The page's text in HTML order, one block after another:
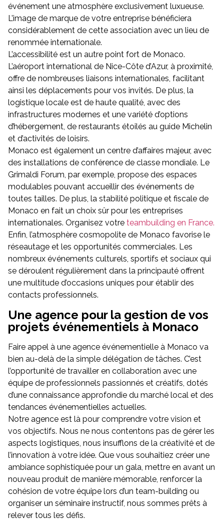
événement une atmosphère exclusivement luxueuse.
L’image de marque de votre entreprise bénéficiera
considérablement de cette association avec un lieu de
renommée internationale.
L’accessibilité est un autre point fort de Monaco.
L’aéroport international de Nice-Côte d’Azur, à proximité,
offre de nombreuses liaisons internationales, facilitant
ainsi les déplacements pour vos invités. De plus, la
logistique locale est de haute qualité, avec des
infrastructures modernes et une variété d’options
d’hébergement, de restaurants étoilés au guide Michelin
et d’activités de loisirs.
Monaco est également un centre d’affaires majeur, avec
des installations de conférence de classe mondiale. Le
Grimaldi Forum, par exemple, propose des espaces
modulables pouvant accueillir des événements de
toutes tailles. De plus, la stabilité politique et fiscale de
Monaco en fait un choix sûr pour les entreprises
internationales. Organisez votre teambuilding en France.
Enfin, l’atmosphère cosmopolite de Monaco favorise le
réseautage et les opportunités commerciales. Les
nombreux événements culturels, sportifs et sociaux qui
se déroulent régulièrement dans la principauté offrent
une multitude d’occasions uniques pour établir des
contacts professionnels.
Une agence pour la gestion de vos
projets événementiels à Monaco
Faire appel à une agence événementielle à Monaco va
bien au-delà de la simple délégation de tâches. C’est
l’opportunité de travailler en collaboration avec une
équipe de professionnels passionnés et créatifs, dotés
d’une connaissance approfondie du marché local et des
tendances événementielles actuelles.
Notre agence est là pour comprendre votre vision et
vos objectifs. Nous ne nous contentons pas de gérer les
aspects logistiques, nous insufflons de la créativité et de
l’innovation à votre idée. Que vous souhaitiez créer une
ambiance sophistiquée pour un gala, mettre en avant un
nouveau produit de manière mémorable, renforcer la
cohésion de votre équipe lors d’un team-building ou
organiser un séminaire instructif, nous sommes prêts à
relever tous les défis.